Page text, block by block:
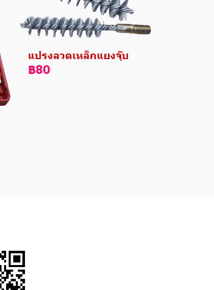
แปรงลวดเหล็กแยงจุ๊บ
฿80